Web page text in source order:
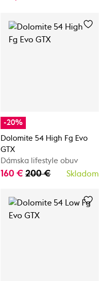
-20%
Dolomite 54 High Fg Evo
GTX
Dámska lifestyle obuv
160 € 200 € Skladom